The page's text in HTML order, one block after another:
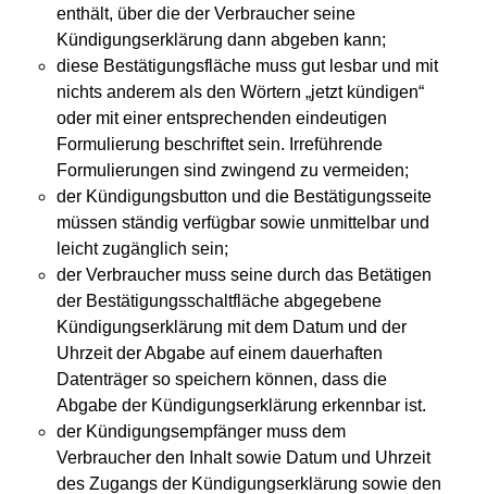
enthält, über die der Verbraucher seine
Kündigungserklärung dann abgeben kann;
diese Bestätigungsfläche muss gut lesbar und mit
nichts anderem als den Wörtern „jetzt kündigen“
oder mit einer entsprechenden eindeutigen
Formulierung beschriftet sein. Irreführende
Formulierungen sind zwingend zu vermeiden;
der Kündigungsbutton und die Bestätigungsseite
müssen ständig verfügbar sowie unmittelbar und
leicht zugänglich sein;
der Verbraucher muss seine durch das Betätigen
der Bestätigungsschaltfläche abgegebene
Kündigungserklärung mit dem Datum und der
Uhrzeit der Abgabe auf einem dauerhaften
Datenträger so speichern können, dass die
Abgabe der Kündigungserklärung erkennbar ist.
der Kündigungsempfänger muss dem
Verbraucher den Inhalt sowie Datum und Uhrzeit
des Zugangs der Kündigungserklärung sowie den
Vita
Kontakt
Datenschutz
AGB
Abmahnung
Aktuelle
Stunde
Beleidigung
Datenschutz
Ebay
Facebook